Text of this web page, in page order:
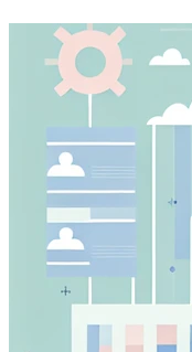
richiesta di
Cookie
Questi
migliorare le
vedere come i
Cookie
Questi
essere